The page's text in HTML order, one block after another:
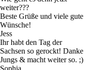
weiter???
Beste Grüße und viele gute
Wünsche!
Jess
Ihr habt den Tag der
Sachsen so gerockt! Danke
Jungs & macht weiter so. ;)
Sophia